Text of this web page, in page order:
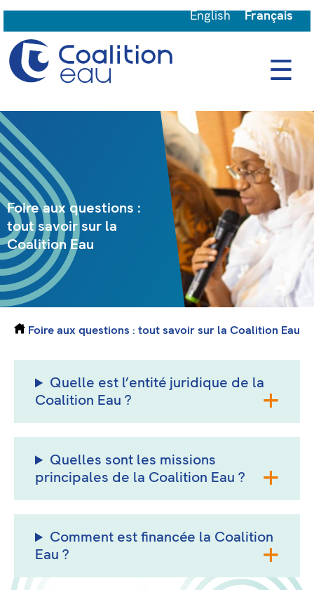
☰
Foire aux questions :
tout savoir sur la
Coalition Eau
Foire aux questions : tout savoir sur la Coalition Eau
Quelle est l’entité juridique de la
Coalition Eau ?
Quelles sont les missions
principales de la Coalition Eau ?
Comment est financée la Coalition
Eau ?
English Français